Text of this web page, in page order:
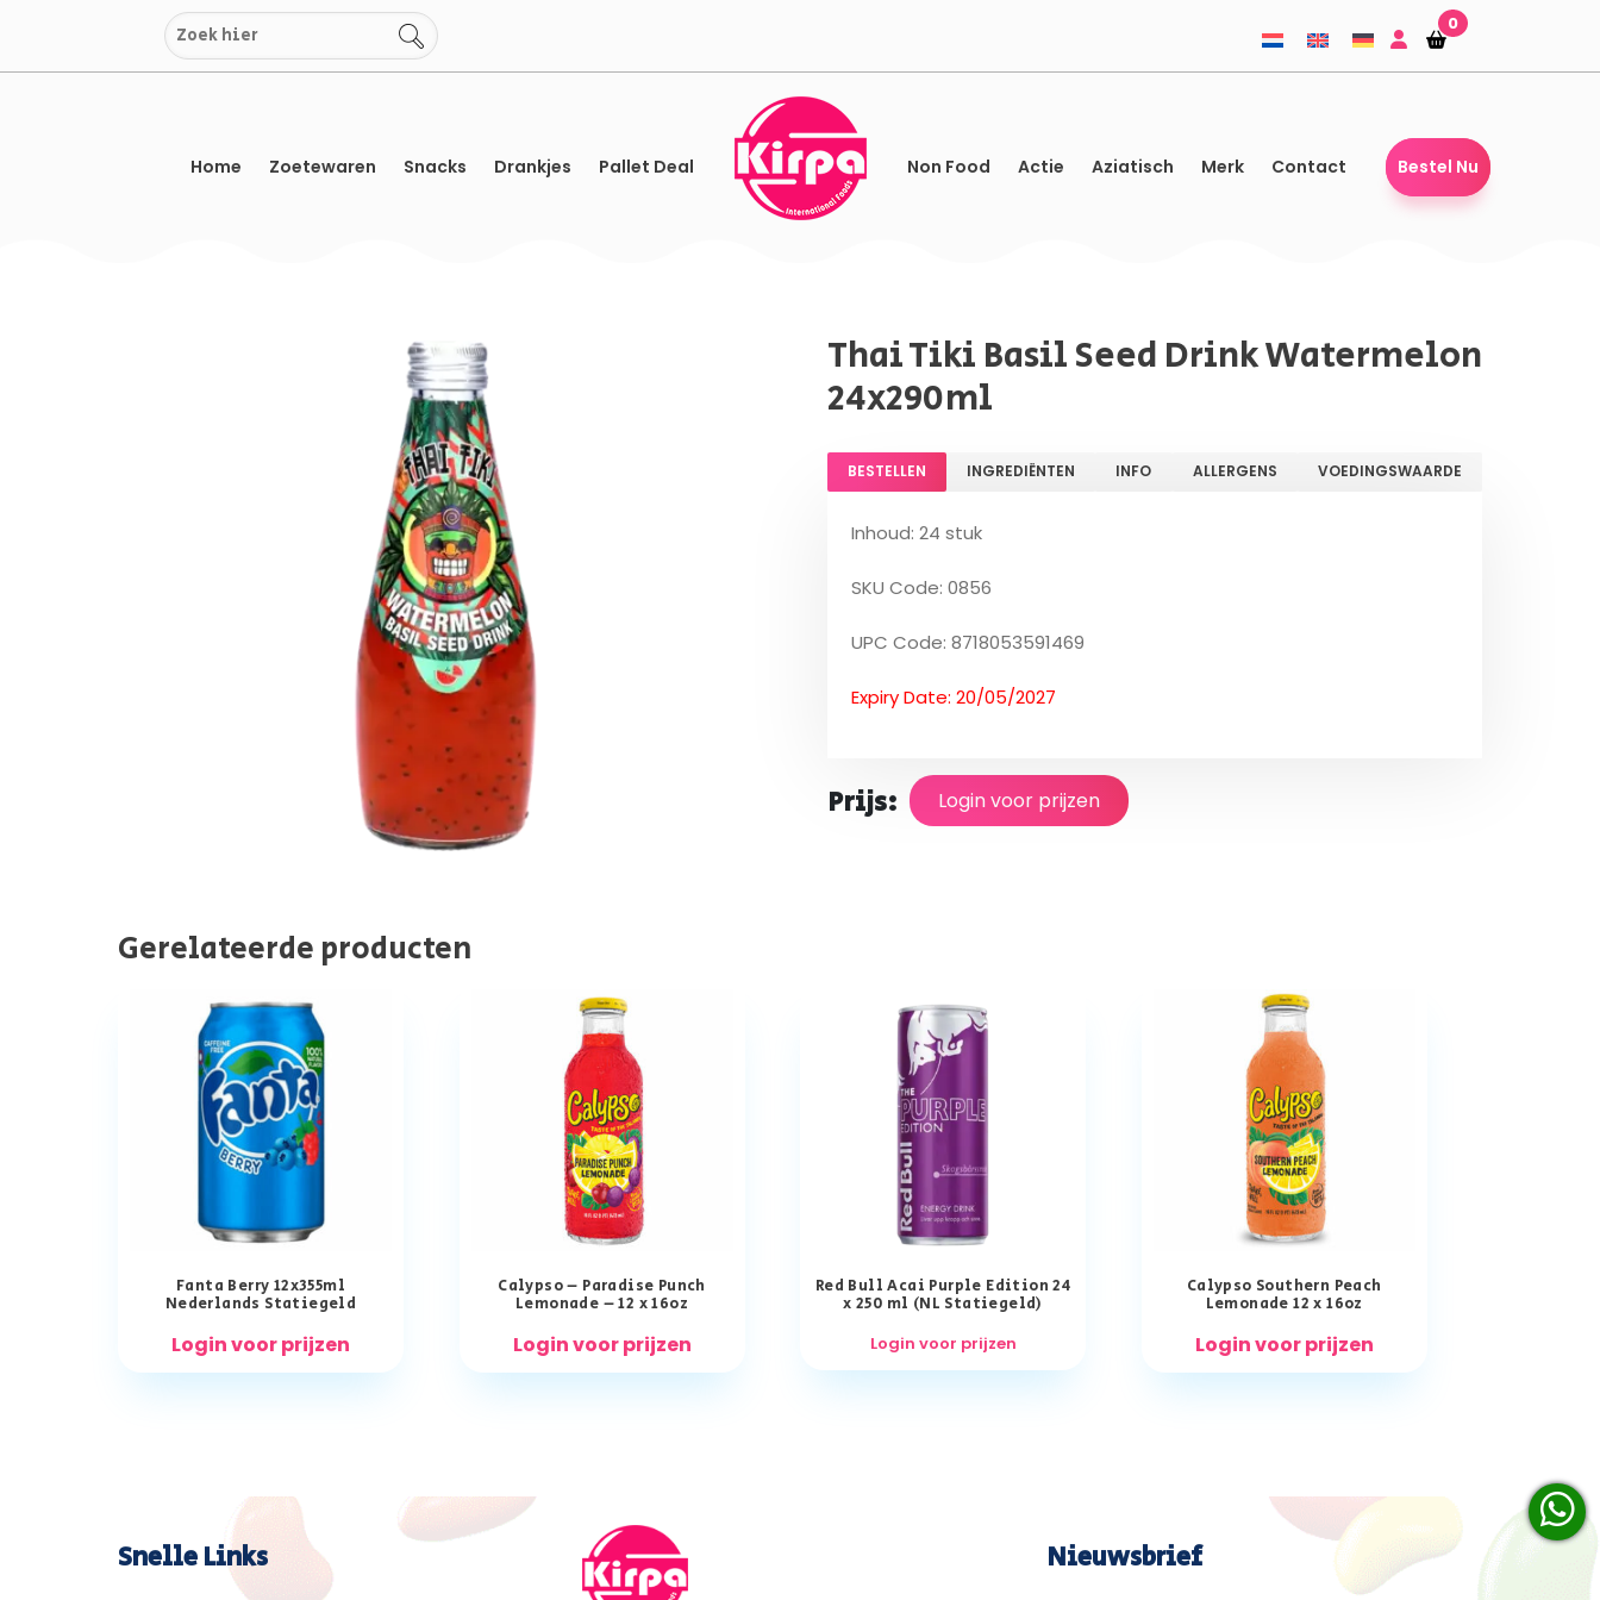
inhoud
Winkelmandje
Winkelmandje
0
Home Zoetewaren Snacks Drankjes Pallet Deal Non Food Actie Aziatisch Merk Contact Bestel Nu
Thai Tiki Basil Seed Drink Watermelon
24x290ml
BESTELLEN INGREDIËNTEN INFO ALLERGENS VOEDINGSWAARDE
Inhoud: 24 stuk
SKU Code: 0856
UPC Code: 8718053591469
Expiry Date: 20/05/2027
Prijs: Login voor prijzen
Gerelateerde producten
Fanta Berry 12x355ml
Nederlands Statiegeld
Login voor prijzen
Calypso – Paradise Punch
Lemonade – 12 x 16oz
Login voor prijzen
Red Bull Acai Purple Edition 24
x 250 ml (NL Statiegeld)
Login voor prijzen
Calypso Southern Peach
Lemonade 12 x 16oz
Login voor prijzen
Snelle Links Nieuwsbrief